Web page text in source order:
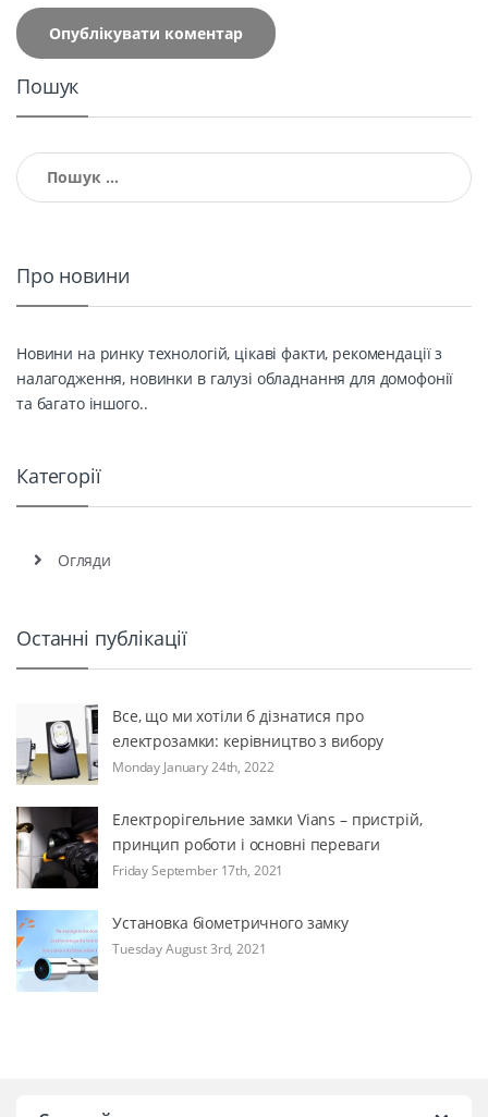
Пошук
Пошук:
Про новини
Новини на ринку технологій, цікаві факти, рекомендації з
налагодження, новинки в галузі обладнання для домофонії
та багато іншого..
Категорії
Огляди
Останні публікації
Все, що ми хотіли б дізнатися про
електрозамки: керівництво з вибору
Monday January 24th, 2022
Електрорігельние замки Vians – пристрій,
принцип роботи і основні переваги
Friday September 17th, 2021
Установка біометричного замку
Tuesday August 3rd, 2021